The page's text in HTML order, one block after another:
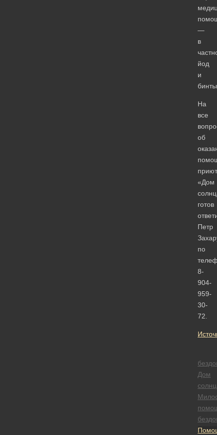
—
в
йод
и
На
все
об
«Дом
готов
Петр
по
8-
904-
959-
30-
72.
Дом